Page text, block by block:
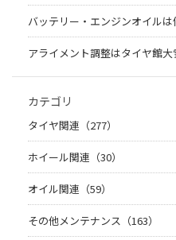
バッテリー・エンジンオイル
アライメント調整はタイヤ館大
カテゴリ
タイヤ関連（277）
ホイール関連（30）
オイル関連（59）
その他メンテナンス（163）